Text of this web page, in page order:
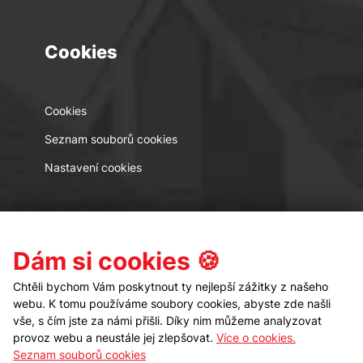
Cookies
Cookies
Seznam souborů cookies
Nastavení cookies
Kontakt Sledujte nás
Dám si cookies 🍪
Chtěli bychom Vám poskytnout ty nejlepší zážitky z našeho
webu. K tomu používáme soubory cookies, abyste zde našli
vše, s čím jste za námi přišli. Díky nim můžeme analyzovat
provoz webu a neustále jej zlepšovat. Více o cookies.
Seznam souborů cookies